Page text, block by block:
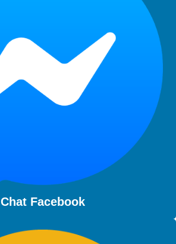
Chat Facebook